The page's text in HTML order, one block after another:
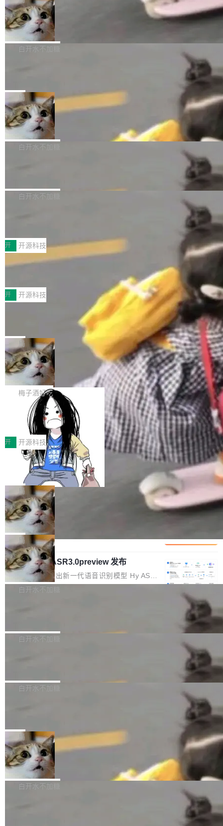
l 迁移或唤醒时，新宿主从 S3 恢复 SQLite 数据
库继续执行。存储库是持久化的唯一真相...
te 17 Pro、OPPO K15，要么是vivo X300 E这
样的次旗舰。 Galaxy Z Fold8 Ultra / Z Fold8 /
Z Flip8三款折叠屏新机均在7月22日发布，且全
部搭载骁龙8 Elite Gen5 for Galaxy，它们本该
本控制系统。目前处于 Early Access 阶段。 De
ltaDB 的核心思路直接写在 landing page 最显
眼的位置：「Software is made between com
mits」——软件是在 commit 之间写出来的。git
是把这段空隙补上。 回退到任何一次编辑：Delt
aDB 捕获 commit 之间的每一次操作，...
SpaceXAI 单季资本开支达 183 亿美元
根据风险投资人Tomer Tunguz 博客（VC 分
析）披露的最新分析与第二季度业绩报告，Spac
微软同期总资本开支的四成。 与亚马逊、Alpha
bet、微软以及 Meta 等传统科技巨头相比，Spa
ceXAI的资金消耗速度尤为引人瞩目。然而，支
撑庞大支出的资金来源却呈现出截然不同的面
貌。数据显示，微软和 Meta 主要依托充沛的经
白开水不加糖
一个在终端里运行的编程 agent；Muse Spark
1.2，驱动这个 agent 的新模型。一句话概括：
你可以用 curl -fsSL https://dev.meta.ai/install.
sh | bash 安装一个能在大项目里自动规划、写
代码、验证结果的 AI 终端工具。 据介绍，Muse
个主 agent 循环，外加一组后台 agent。这些后
局
美团开源 LoHoSearch，用知识图谱校
准 AI 能力认知
机器出题的前提，是让机器拥有全局视野。整个
构建流程可以分为四个环节：建图 → 控制难度
白开水不加糖
库，并将作为transport接入Mooncake TENT。
MPComm将作为一种传输引擎接入Mooncake T
ENT，实现零拷贝传输性能提升30%、非零拷贝
传输性能最高提升5倍。UCL-MPComm底层基
于自研UCL-Engine通信引擎，后续腾讯网平将
持续开源更多基于UCL-Engine的高性能通信组
件。 腾讯网平团队在UCL-MPComm中实现了一
个独立于业务线程的全局通信引擎（Engine），
白开水不加糖
型案例入选名单》，深信服“面向企业研发场景的
开源 AI 编程平台 CoStrict 应用”凭借卓越的技术
创新与落地成效成功入选。 全链路私有化部署，
助力企业AI研发安全落地 当前，越来越多企业已
经开始引入 AI Coding 工具，通过调用公有云模
型或企业内部部署模型提升研发效率。但随着 AI
Coding 从个人辅助工具逐步走向团队级、组织
级应用，企业在规模化落地过程中，对安全性、
可控性和代码质量提出了更高要求。 首先是数据
安全与合规要求。对于大多数普通研发场景，公
有云模型能够满足快速试用和效率提升的需求。
但对于金融、能源、医疗等对数据安全要求较...
开 开源科技
深信服AI算力网关入选工信部人工智能
前不久，工业和信息化部正式发布《2025年人工
智能应用典型案例名单》，集中展示人工智能在
各领域的应用成果，覆盖技术底座、行业赋能、
产品应用、支撑保障、专题等五大方向。深信服
AI算力网关（AI创新平台）成功入选！ 随着各行
各业的Agent走向规模化建设，算力构成形态逐
渐丰富，用户关注的重点也在发生变化：不只是
让AI用起来，还要进一步看清混合算力时代下，
Token花在哪里、算力是否被充分利用，以及持
续增长的AI成本该如何优化。 深信服AI算力网关
正是围绕这些实际问题，从Token治理和成本治
理两个方面，让用户的每一份算力都看得清、管
得住、用得稳、省得下、更安全！ 一、从现在开
始，Token使用一目...
开 开源科技
Jeff Dean 离开 Google：一个时代的结
束，一个实验室的开始
Google 员工编号 20。MapReduce 作者之一。
Bigtable 作者之一。TensorFlow 的作者之一。
Gemini 的架构师。Google 首席科学家。 Jeff D
ean 在 Google 工作了 27 年后，宣布离职。 他
不是一个人走。一同离开的还有 Sanjay Ghema
wat（Google 员工编号 23，Jeff Dean 二十多
年的编程搭档，MapReduce 和 Bigtable 的共同
作者）、Quoc Le（Google 大脑核心成员，Se
q2Seq 和 DocAI 的共同发明人）以及 Oriol Vin
yals（Gemini 联合负责人，AlphaSta...
局
🔥 SolonCode v2026.8.4 发布：界面
字体可调、22 种语言、记忆搜索增强
打开终端就能上岗的全中文编码智能体，这一轮
把「看得清、用母语、记得住」三件事一次补
齐。 SolonCode 是什么 SolonCode 是杭州无
耳科技研发的企业级终端编码智能体——一位全
中文驱动的数字员工，自主理解需求、规划步
骤、编写代码。不挑模型、不挑平台，curl 一行
装完即用。 开源地址：Gitee · GitCode · GitHu
b 安装 支持 Java 8+（8~26）、macOS / Linu
x / Windows / Harmony PC。 # macOS / Linu
x / Harmony PC curl -fsSL https://solon.noea
r.org/solon...
梅子酒好吃
让“代码语义理解”深度释放AI Coding
价值潜能：华为云码道（CodeArts）
代码仓技术解析
一、代码仓深度理解技术的作用与价值 在软件工
程实践中，代码仓是企业核心知识资产的主要载
体。企业级代码仓库通常包含数十万乃至数百万
个文件，其规模远超单次模型调用可承载的上下
文窗口。随着项目规模的持续扩张与代码历史的
不断累积，代码仓中的模块关系、接口契约、业
务逻辑等关键信息往往分散于数十乃至数百个文
件之中，形成高度复杂的知识关联网络。传统的
代码检索手段（如关键词匹配、目录遍历）仅能
在语法层面完成文本定位，难以触及代码的语义
内涵与结构关联，导致开发者使用代码智能体在
理解大规模代码仓时面临显著"代码仓理解"瓶
颈。 代码仓深度理解服务（以下简称" CodeBas
e深度理解服务"）是华为云码道（CodeA...
开 开源科技
一条“删库”命令跑 17 小时，算法工程
师删光 89TB 数据只为干私活
最高人民检察院8月4日公布了一起案件：北京一
名90后算法工程师王某，为了给自己接的私活腾
服务器空间，删光了公司AI游戏部门的全部核心
数据。 王某2024年1月入职东城区某科技公司AI
短剧部门，有互联网大厂背景。在公司内部架构
调整期间，部门三次通知全员将数据从A集群迁
移到B集群，王某都回复了"收到"。 他没有迁移
数据。2024年9月3日下午4点，他使用此前登录
的账号密码进入A集群，输入了一条被程序员圈
称为"删库跑路"的命令——最高管理员权限、无
自研的多个文生3D和...
局
Cloudflare 分享推理优化实践：KV ca
che 量化 + 权重压缩，吞吐量提升 4
1%，成本降 30%
Kimi 和 GLM 是当前最强的大模型系列之一，但
它们有一个共同的问题：太吃显存了。月之暗面
的 Kimi K 系列和智谱的 GLM 都是长上下文、M
oE 架构的大模型，好用到让人上瘾，但 GPU 显
存永远不够用。 Cloudflare 的 Workers AI 团队
一直在跑这些模型的推理。他们在官方博客上发
整性保护。效果是：吞吐量提升 41%，每 token
局
腾讯混元 Hy ASR3.0preview 发布
腾讯混元正式推出新一代语音识别模型 Hy ASR
3.0preview。基于最新一代大语言模型 Hy3 的
让语音识别不再只是听清，而是真正听懂。通过
w 不要求标准普通话，方言识别覆盖粤语、吴语
白开水不加糖
新和少量网页兼容性修复版本。 Changes/fixe
容提供的字体时出现的几个问题 为避免音频加
质的最低采样率）的音频格式将被拒绝 修复了 C
SS 圆角虚线样式中可能存在的问题 如果表单中
的图像元素不在同一个子树中，则它们将不再关
联 加...
白开水不加糖
发布的 Release Notes，他利用 AI 工具（如 Co
最强的若干项。对于尚未正式发版的 PG 19，则
通过拉取过去一年内（从 PG 18 Beta1 时间点
至今）的所有 commit，同样交由 AI 分析提炼。
经过人工复核，准确度令人满意。这一方法也为
社区爱好者提供了高效跟踪新版本的思路。
白开水不加糖
维护工作一直与我的日常工作、家务、社交生活
和休闲娱乐竞争时间。" 这是 libexpat 维护者 S
ebastian Pipping 写在博客里的话。8 月 4 日，
他宣布了一个新消息：从 2026 年 8 月 1 日起，
他可以全职维护 libexpat 了，最长 6 个月。发
局
Firefox 153.0.3 发布
Firefox 153.0.3 现已发布，具体更新内容如
下： New Smart Window 包含多项增强功能：
白开水不加糖